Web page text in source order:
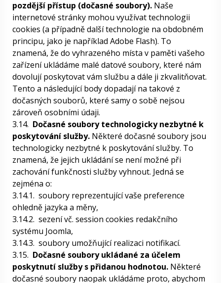
pozdější přístup (dočasné soubory). Naše
internetové stránky mohou využívat technologii
cookies (a případně další technologie na obdobném
principu, jako je například Adobe Flash). To
znamená, že do vyhrazeného místa v paměti vašeho
zařízení ukládáme malé datové soubory, které nám
dovolují poskytovat vám službu a dále ji zkvalitňovat.
Tento a následující body dopadají na takové z
dočasných souborů, které samy o sobě nejsou
zároveň osobními údaji.
3.14. Dočasné soubory technologicky nezbytné k
poskytování služby. Některé dočasné soubory jsou
technologicky nezbytné k poskytování služby. To
znamená, že jejich ukládání se není možné při
zachování funkčnosti služby vyhnout. Jedná se
zejména o:
3.14.1. soubory reprezentující vaše preference
ohledně jazyka a měny,
3.14.2. sezení vč. session cookies redakčního
systému Joomla,
3.14.3. soubory umožňující realizaci notifikací.
3.15. Dočasné soubory ukládané za účelem
poskytnutí služby s přidanou hodnotou. Některé
dočasné soubory naopak ukládáme proto, abychom